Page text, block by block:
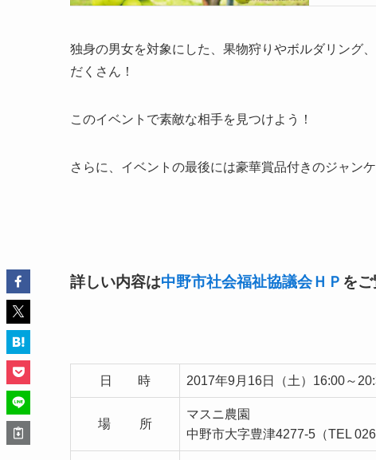
独身の男女を対象にした、果物狩りやボルダリング
だくさん！
このイベントで素敵な相手を見つけよう！
さらに、イベントの最後には豪華賞品付きのジャン
詳しい内容は中野市社会福祉協議会ＨＰ を
日 時 2017年9月16日（土）16:00～
場 所
マスニ農園
中野市大字豊津4277-5（TEL